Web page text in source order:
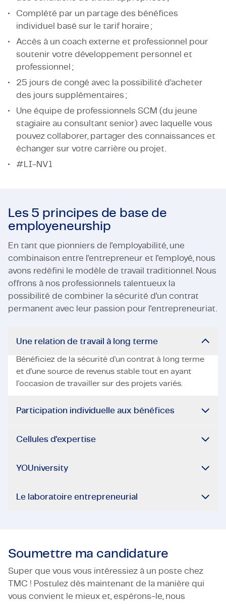
Complété par un partage des bénéfices
individuel basé sur le tarif horaire ;
Accès à un coach externe et professionnel pour
soutenir votre développement personnel et
professionnel ;
25 jours de congé avec la possibilité d’acheter
des jours supplémentaires ;
Une équipe de professionnels SCM (du jeune
stagiaire au consultant senior) avec laquelle vous
pouvez collaborer, partager des connaissances et
échanger sur votre carrière ou projet.
#LI-NV1
Les 5 principes de base de
employeneurship
En tant que pionniers de l'employabilité, une
combinaison entre l'entrepreneur et l'employé, nous
avons redéfini le modèle de travail traditionnel. Nous
offrons à nos professionnels talentueux la
possibilité de combiner la sécurité d'un contrat
permanent avec leur passion pour l'entrepreneuriat.
Une relation de travail à long terme
Bénéficiez de la sécurité d'un contrat à long terme
et d'une source de revenus stable tout en ayant
l'occasion de travailler sur des projets variés.
Participation individuelle aux bénéfices
Cellules d'expertise
YOUniversity
Le laboratoire entrepreneurial
Soumettre ma candidature
Super que vous vous intéressiez à un poste chez
TMC ! Postulez dès maintenant de la manière qui
vous convient le mieux et, espérons-le, nous